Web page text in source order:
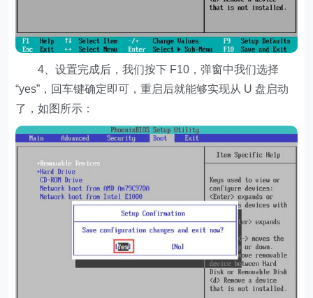
4、设置完成后，我们按下 F10，弹窗中我们选择
“yes”，回车键确定即可，重启后就能够实现从 U 盘启动
了，如图所示：